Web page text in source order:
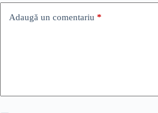
Adaugă un comentariu *